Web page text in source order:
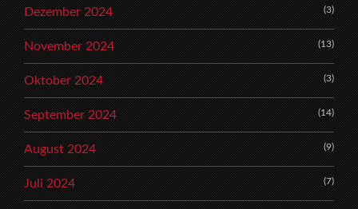
Dezember 2024 (3)
November 2024 (13)
Oktober 2024 (3)
September 2024 (14)
August 2024 (9)
Juli 2024 (7)